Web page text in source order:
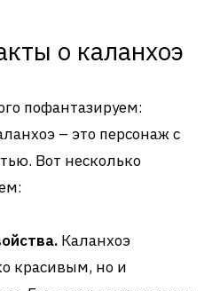
о каланхоэ
пофантазируем:
– это персонаж с
Вот несколько
Каланхоэ
красивым, но и